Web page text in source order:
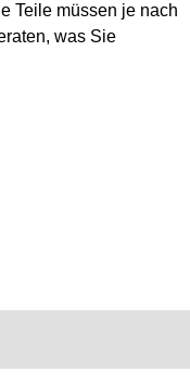
Teile müssen je nach
was Sie